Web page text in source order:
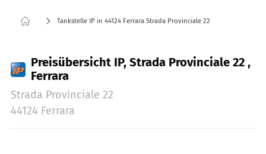
Tankstelle IP in 44124 Ferrara Strada Provinciale 22
Preisübersicht IP, Strada Provinciale 22 ,
Ferrara
Strada Provinciale 22
44124 Ferrara